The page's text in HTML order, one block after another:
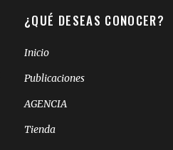
¿QUÉ DESEAS CONOCER?
Inicio
Publicaciones
AGENCIA
Tienda